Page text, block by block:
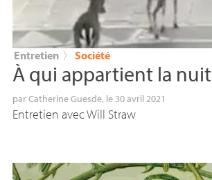
Entretien 〉 Société
À qui appartient la nuit
parCatherine Guesde, le 30 avril 2021
Entretien avec Will Straw